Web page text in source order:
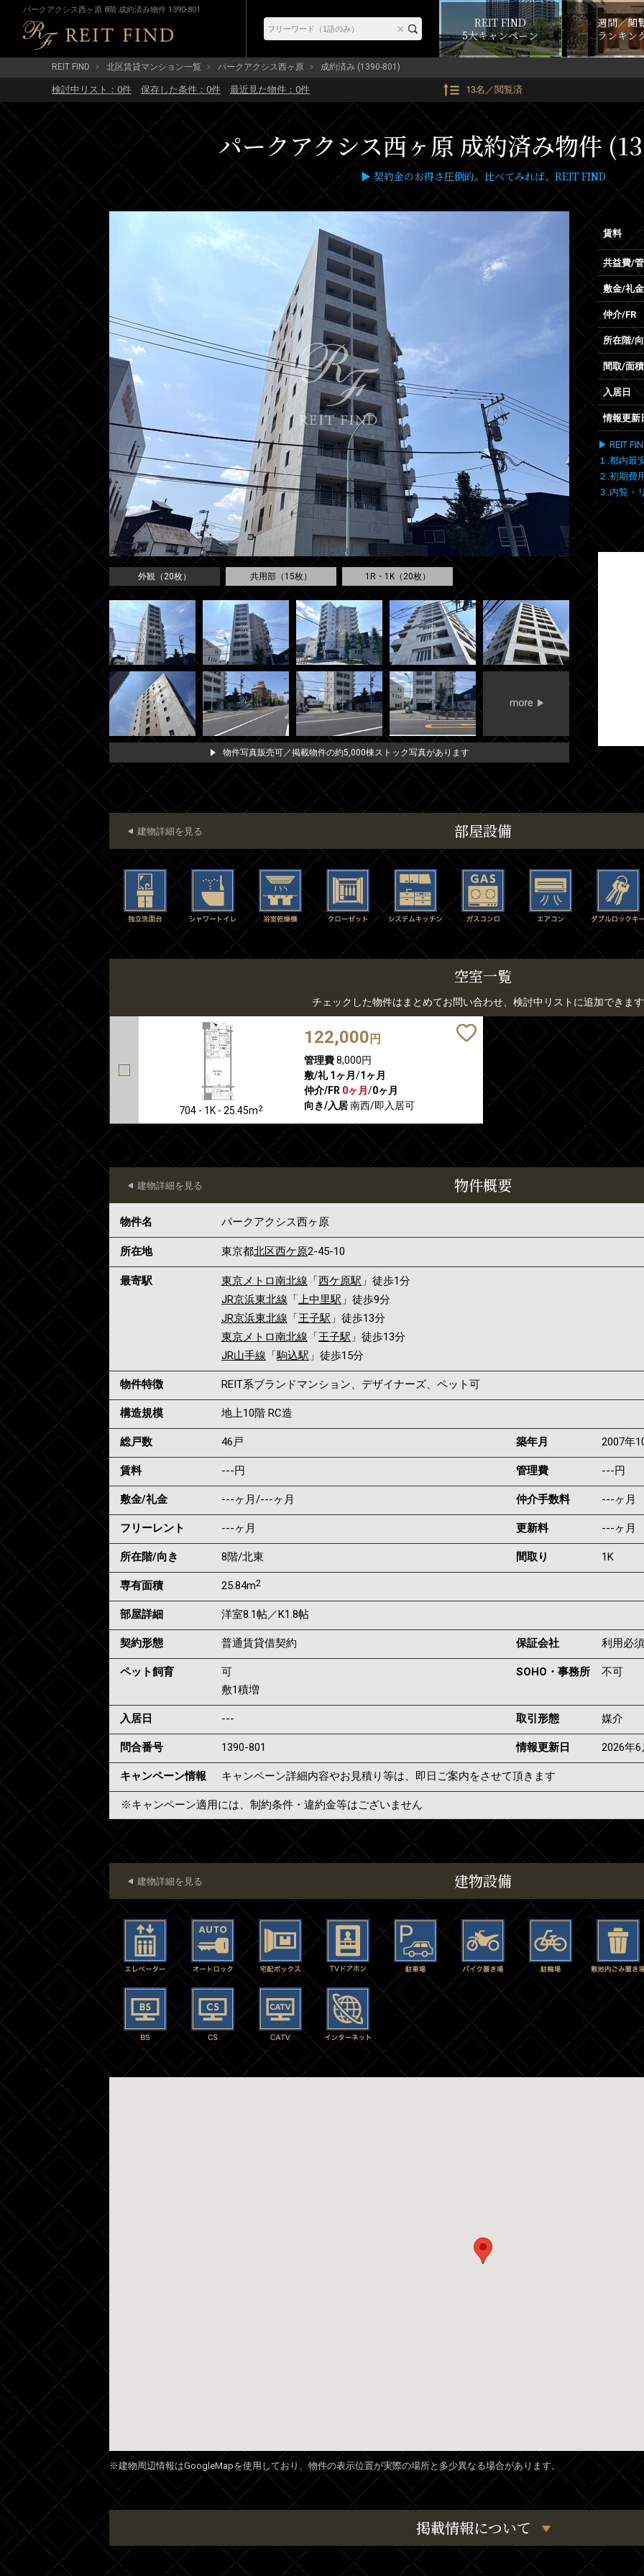
パークアクシス西ヶ原 8階 成約済み物件 1390-801
REIT FIND
5大キャンペーン
週間／閲
ランキン
REIT FIND 北区賃貸マンション一覧 パークアクシス西ヶ原 成約済み (1390-801)
検討中リスト： 0件 保存した条件： 0件 最近見た物件： 0件 13名／閲覧済
パークアクシス西ヶ原 成約済み物件
▶ 契約金のお得さ圧倒的。比べてみれば、REIT FIND
外観（20枚） 共用部（15枚） 1R・1K（20枚）
物件写真販売可／掲載物件の約5,000棟ストック写真があります
賃料
共益費/
敷金/礼金
仲介/FR
所在階/
間取/面積
入居日
情報更新
▶ REIT
１.都内最
２.初期費
３.内覧・
部屋設備
建物詳細を見る
空室一覧
チェックした物件はまとめてお問い合わせ、検討中リストに追加できま
704 - 1K - 25.45m2
122,000 円
管理費8,000円
敷/礼 1ヶ月 /1ヶ月
仲介/FR 0ヶ月 /0ヶ月
向き/入居南西/即入居可
物件概要
建物詳細を見る
物件名 パークアクシス西ヶ原
所在地 東京都北区西ケ原2-45-10
最寄駅 東京メトロ南北線 「西ケ原駅 」徒歩1分
JR京浜東北線 「上中里駅 」徒歩9分
JR京浜東北線 「王子駅 」徒歩13分
東京メトロ南北線 「王子駅 」徒歩13分
JR山手線 「駒込駅 」徒歩15分
物件特徴 REIT系ブランドマンション、デザイナーズ、ペット可
構造規模 地上10階 RC造
総戸数 46戸 築年月 2007年
賃料 ---円 管理費 ---円
敷金/礼金 ---ヶ月/---ヶ月 仲介手数料 ---ヶ月
フリーレント ---ヶ月 更新料 ---ヶ月
所在階/向き 8階/北東 間取り 1K
専有面積 25.84m2
部屋詳細 洋室8.1帖／K1.8帖
契約形態 普通賃貸借契約 保証会社 利用必須
ペット飼育
可
敷1積増
SOHO・事務所 不可
入居日 --- 取引形態 媒介
問合番号 1390-801 情報更新日 2026年
キャンペーン情報 キャンペーン詳細内容やお見積り等は、即日ご案内をさせて頂きます
※キャンペーン適用には、制約条件・違約金等はございません
建物設備
建物詳細を見る
※建物周辺情報はGoogleMapを使用しており、物件の表示位置が実際の場所と多少異なる場合があります。
掲載情報について